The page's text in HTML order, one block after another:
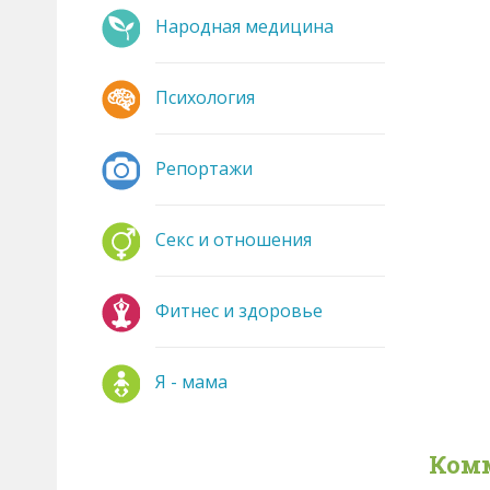
Народная медицина
Психология
Репортажи
Секс и отношения
Фитнес и здоровье
Я - мама